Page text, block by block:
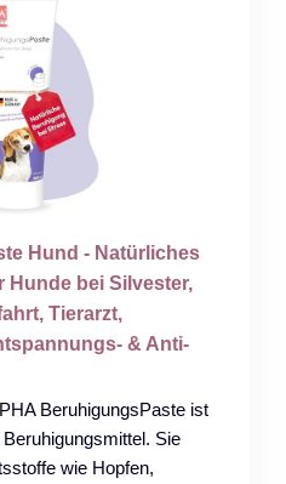
Hund - Natürliches
Hunde bei Silvester,
Tierarzt,
& Anti-
BeruhigungsPaste ist
Sie
wie Hopfen,